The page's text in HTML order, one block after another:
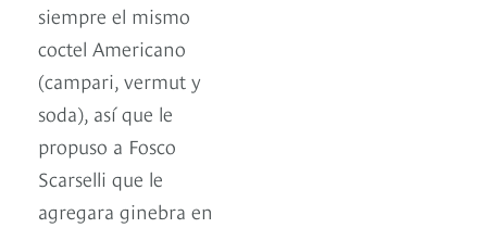
siempre el mismo
coctel Americano
(campari, vermut y
soda), así que le
propuso a Fosco
Scarselli que le
agregara ginebra en